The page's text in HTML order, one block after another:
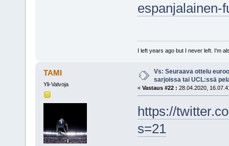
espanjalainen-
I left years ago but I never left. I'm
TAMI
Yli-Valvoja
Vs: Seuraava ottelu
sarjoissa tai UCL:ssä
« Vastaus #22 : 28.04.2020,
https://
s=21